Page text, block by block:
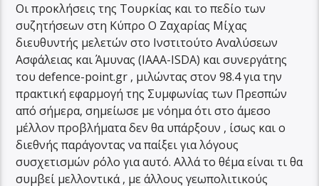
Οι προκλήσεις της Τουρκίας και το πεδίο των
συζητήσεων στη Κύπρο Ο Ζαχαρίας Μίχας
διευθυντής μελετών στο Ινστιτούτο Αναλύσεων
Ασφάλειας και Άμυνας (ΙΑΑΑ-ISDA) και συνεργάτης
του defence-point.gr , μιλώντας στον 98.4 για την
πρακτική εφαρμογή της Συμφωνίας των Πρεσπών
από σήμερα, σημείωσε με νόημα ότι στο άμεσο
μέλλον προβλήματα δεν θα υπάρξουν , ίσως και ο
διεθνής παράγοντας να παίξει για λόγους
συσχετισμών ρόλο για αυτό. Αλλά το θέμα είναι τι θα
συμβεί μελλοντικά , με άλλους γεωπολιτικούς